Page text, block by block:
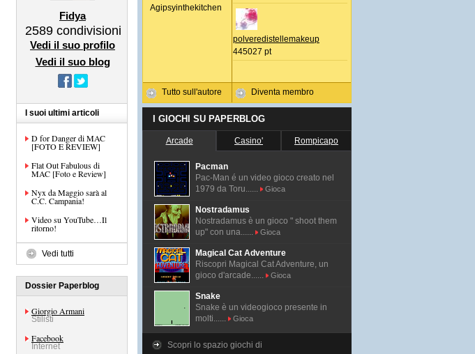
Fidya
2589 condivisioni
Vedi il suo profilo
Vedi il suo blog
I suoi ultimi articoli
D for Danger di MAC
[FOTO E REVIEW]
Flat Out Fabulous di
MAC [Foto e Review]
Nyx da Maggio sarà al
C.C. Campania!
Video su YouTube…Il
ritorno!
Vedi tutti
Dossier Paperblog
Giorgio Armani
Stilisti
Facebook
Internet
Agipsyinthekitchen
Tutto sull'autore
polveredistellemakeup
445027 pt
Diventa membro
I GIOCHI SU PAPERBLOG
Arcade Casino' Rompicapo
Pacman
Pac-Man é un video gioco creato nel
1979 da Toru......
Gioca
Nostradamus
Nostradamus è un gioco " shoot them
up" con una......
Gioca
Magical Cat Adventure
Riscopri Magical Cat Adventure, un
gioco d'arcade......
Gioca
Snake
Snake è un videogioco presente in
molti......
Gioca
Scopri lo spazio giochi di